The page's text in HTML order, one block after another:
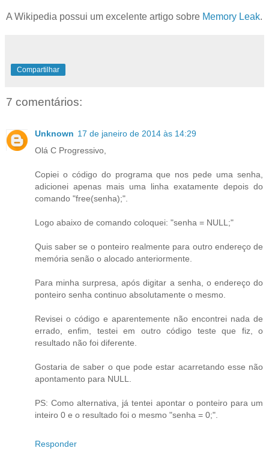
A Wikipedia possui um excelente artigo sobre Memory Leak.
Compartilhar
7 comentários:
Unknown 17 de janeiro de 2014 às 14:29
Olá C Progressivo,
Copiei o código do programa que nos pede uma senha,
adicionei apenas mais uma linha exatamente depois do
comando "free(senha);".
Logo abaixo de comando coloquei: "senha = NULL;"
Quis saber se o ponteiro realmente para outro endereço de
memória senão o alocado anteriormente.
Para minha surpresa, após digitar a senha, o endereço do
ponteiro senha continuo absolutamente o mesmo.
Revisei o código e aparentemente não encontrei nada de
errado, enfim, testei em outro código teste que fiz, o
resultado não foi diferente.
Gostaria de saber o que pode estar acarretando esse não
apontamento para NULL.
PS: Como alternativa, já tentei apontar o ponteiro para um
inteiro 0 e o resultado foi o mesmo "senha = 0;".
Responder